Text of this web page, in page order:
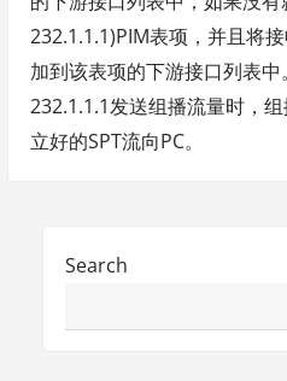
232.1.1.1)PIM表项，并且将
加到该表项的下游接口列表
232.1.1.1发送组播流量时，
立好的SPT流向PC。
Search